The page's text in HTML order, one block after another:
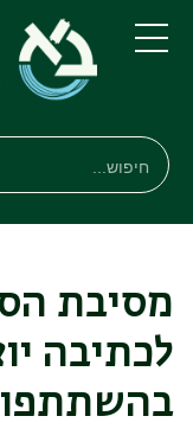
תפריט
חיפוש
חיפוש
מסיבת
לכתיבה